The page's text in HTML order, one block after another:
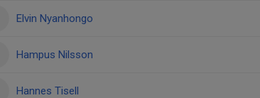
Elvin Nyanhongo
Hampus Nilsson
Hannes Tisell